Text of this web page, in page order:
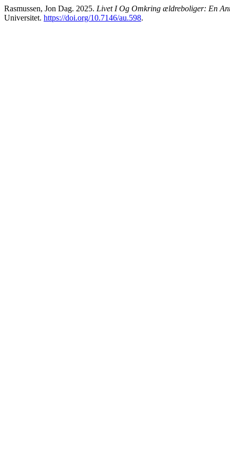
Rasmussen, Jon Dag. 2025. Livet I Og Omkring ældreboliger: En
Universitet. https://doi.org/10.7146/au.598.